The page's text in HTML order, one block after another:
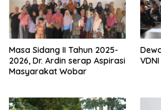
Masa Sidang II Tahun 2025-
2026, Dr. Ardin serap Aspirasi
Masyarakat Wobar